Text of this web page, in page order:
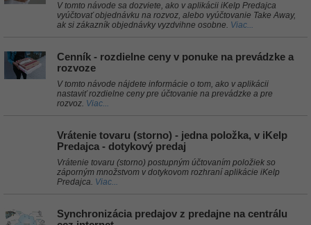
V tomto návode sa dozviete, ako v aplikácii iKelp Predajca
vyúčtovať objednávku na rozvoz, alebo vyúčtovanie Take Away,
ak si zákazník objednávky vyzdvihne osobne. Viac...
Cenník - rozdielne ceny v ponuke na prevádzke a
rozvoze
V tomto návode nájdete informácie o tom, ako v aplikácii
nastaviť rozdielne ceny pre účtovanie na prevádzke a pre
rozvoz. Viac...
Vrátenie tovaru (storno) - jedna položka, v iKelp
Predajca - dotykový predaj
Vrátenie tovaru (storno) postupným účtovaním položiek so
záporným množstvom v dotykovom rozhraní aplikácie iKelp
Predajca. Viac...
Synchronizácia predajov z predajne na centrálu